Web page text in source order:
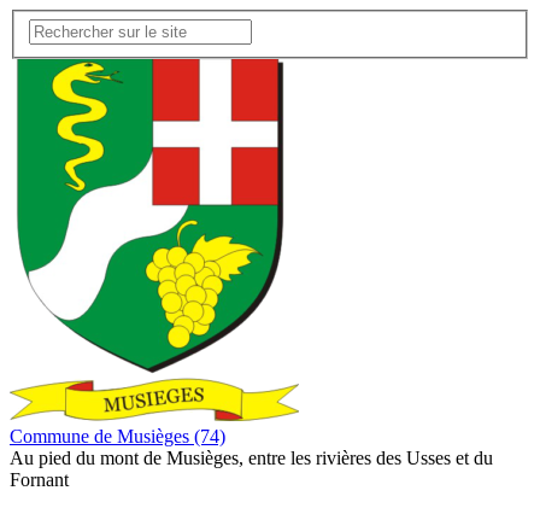
Commune de Musièges (74)
Au pied du mont de Musièges, entre les rivières des Usses et du
Fornant